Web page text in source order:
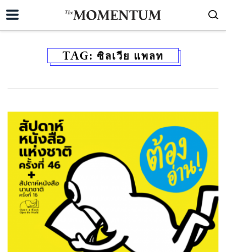
TAG: ซิลเวีย แพลท